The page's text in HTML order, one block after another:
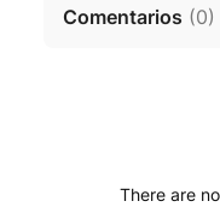
Comentarios (0)
There are